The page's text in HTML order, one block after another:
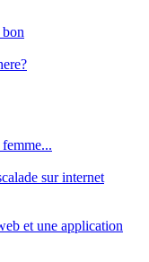
sur internet
et une application